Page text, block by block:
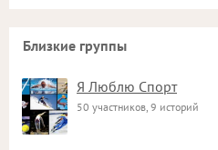
Близкие группы
Я Люблю Спорт
50 участников, 9 историй